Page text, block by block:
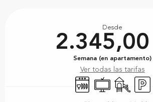
Desde
Semana (en apartamento)
Ver todas las tarifas
LavavajillasTelevisiónJuegos